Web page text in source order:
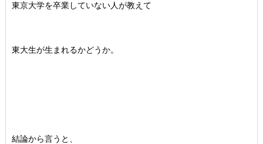
東京大学を卒業していない人が教えて
東大生が生まれるかどうか。
結論から言うと、